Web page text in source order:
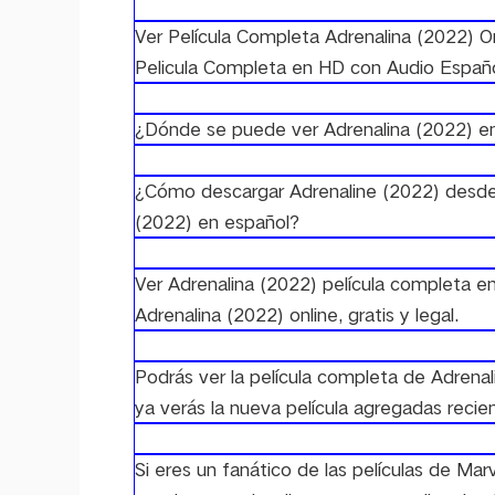
Ver Película Completa Adrenalina (2022)
Pelicula Completa en HD con Audio
¿Dónde se puede ver Adrenalina (2022)
¿Cómo descargar Adrenaline (2022)
(2022) en español?
Ver Adrenalina (2022) película completa
Adrenalina (2022) online, gratis y legal.
Podrás ver la película completa de
ya verás la nueva película agregadas
Si eres un fanático de las películas de